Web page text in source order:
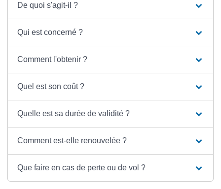
De quoi s'agit-il ?
Qui est concerné ?
Comment l'obtenir ?
Quel est son coût ?
Quelle est sa durée de validité ?
Comment est-elle renouvelée ?
Que faire en cas de perte ou de vol ?